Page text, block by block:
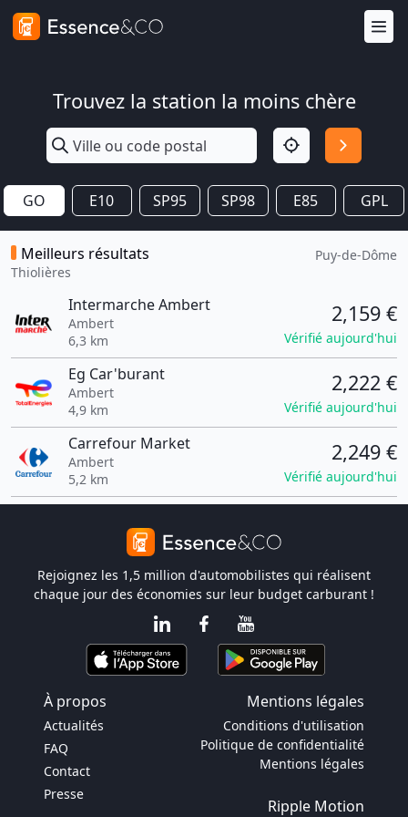
Trouvez la station la moins chère
GO E10 SP95 SP98 E85 GPL
Meilleurs résultats
Thiolières
Puy-de-Dôme
Intermarche Ambert
Ambert
6,3 km
2,159 €
Vérifié aujourd'hui
Eg Car'burant
Ambert
4,9 km
2,222 €
Vérifié aujourd'hui
Carrefour Market
Ambert
5,2 km
2,249 €
Vérifié aujourd'hui
Rejoignez les 1,5 million d'automobilistes qui réalisent
chaque jour des économies sur leur budget carburant !
À propos Mentions légales
Actualités
FAQ
Contact
Presse
Conditions d'utilisation
Politique de confidentialité
Mentions légales
Ripple Motion